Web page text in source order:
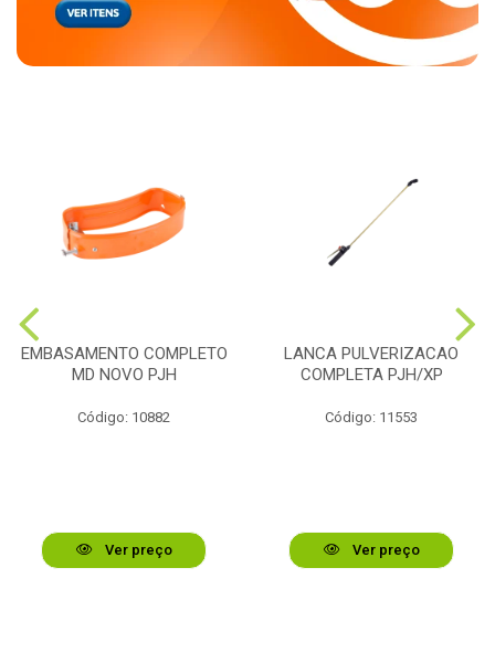
EMBASAMENTO COMPLETO
MD NOVO PJH
Código: 10882
Ver preço
LANCA PULVERIZACAO
COMPLETA PJH/XP
Código: 11553
Ver preço